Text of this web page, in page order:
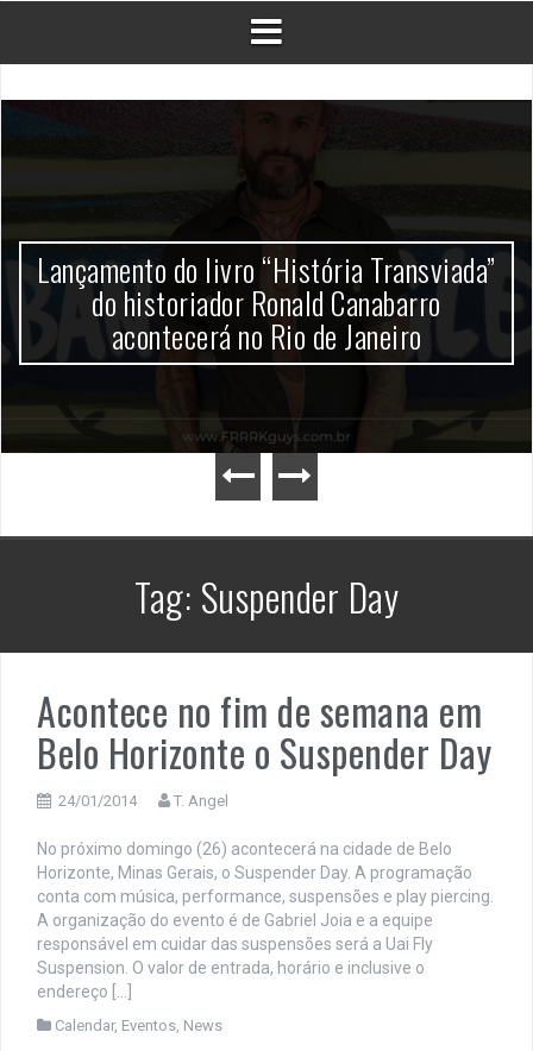
Lançamento do livro “História Transviada”
do historiador Ronald Canabarro
acontecerá no Rio de Janeiro
Tag: Suspender Day
Acontece no fim de semana em
Belo Horizonte o Suspender Day
24/01/2014 T. Angel
No próximo domingo (26) acontecerá na cidade de Belo
Horizonte, Minas Gerais, o Suspender Day. A programação
conta com música, performance, suspensões e play piercing.
A organização do evento é de Gabriel Joia e a equipe
responsável em cuidar das suspensões será a Uai Fly
Suspension. O valor de entrada, horário e inclusive o
endereço […]
Calendar, Eventos, News